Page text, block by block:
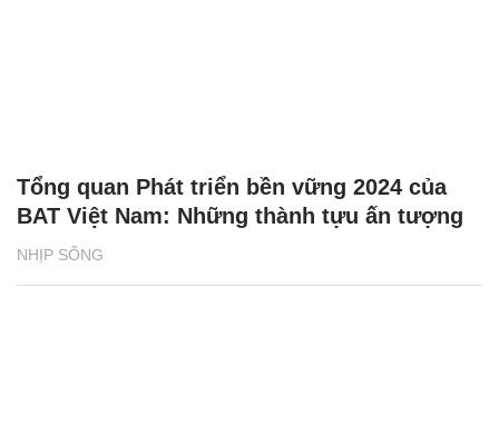
NHỊP SỐNG
Tổng quan Phát triển bền vững 2024 của
BAT Việt Nam: Những thành tựu ấn tượng